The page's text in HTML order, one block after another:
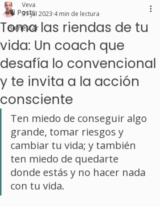
All Posts
Bienestar
Toma las riendas de tu
vida: Un coach que
desafía lo convencional
y te invita a la acción
consciente
Veva
31 jul 2023 4 min de lectura
Ten miedo de conseguir algo
grande, tomar riesgos y
cambiar tu vida; y también
ten miedo de quedarte
donde estás y no hacer nada
con tu vida.